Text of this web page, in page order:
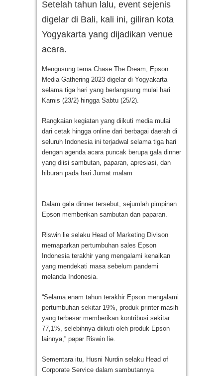
Setelah tahun lalu, event sejenis
digelar di Bali, kali ini, giliran kota
Yogyakarta yang dijadikan venue
acara.
Mengusung tema Chase The Dream, Epson
Media Gathering 2023 digelar di Yogyakarta
selama tiga hari yang berlangsung mulai hari
Kamis (23/2) hingga Sabtu (25/2).
Rangkaian kegiatan yang diikuti media mulai
dari cetak hingga online dari berbagai daerah di
seluruh Indonesia ini terjadwal selama tiga hari
dengan agenda acara puncak berupa gala dinner
yang diisi sambutan, paparan, apresiasi, dan
hiburan pada hari Jumat malam
Dalam gala dinner tersebut, sejumlah pimpinan
Epson memberikan sambutan dan paparan.
Riswin lie selaku Head of Marketing Divison
memaparkan pertumbuhan sales Epson
Indonesia terakhir yang mengalami kenaikan
yang mendekati masa sebelum pandemi
melanda Indonesia.
“Selama enam tahun terakhir Epson mengalami
pertumbuhan sekitar 19%, produk printer masih
yang terbesar memberikan kontribusi sekitar
77,1%, selebihnya diikuti oleh produk Epson
lainnya,” papar Riswin lie.
Sementara itu, Husni Nurdin selaku Head of
Corporate Service dalam sambutannya